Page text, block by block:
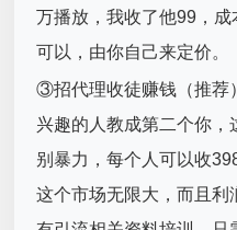
万播放，我收了他99，
可以，由你自己来定价。
③招代理收徒赚钱（推荐
兴趣的人教成第二个你
别暴力，每个人可以收
这个市场无限大，而且